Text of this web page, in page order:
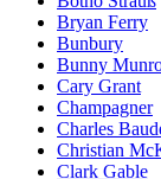
Bryan Ferry
Bunbury
Bunny
Cary Grant
Champagner
Charles
Christian
Clark Gable